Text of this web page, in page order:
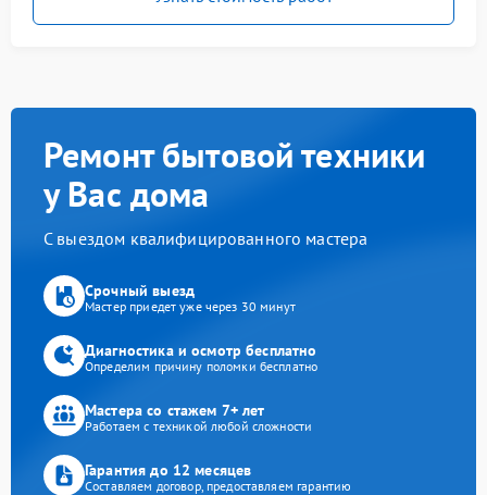
Ремонт бытовой техники
у Вас дома
С выездом квалифицированного мастера
Срочный выезд
Мастер приедет уже через 30 минут
Диагностика и осмотр бесплатно
Определим причину поломки бесплатно
Мастера со стажем 7+ лет
Работаем с техникой любой сложности
Гарантия до 12 месяцев
Составляем договор, предоставляем гарантию